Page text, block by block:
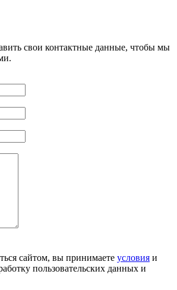
свои контактные данные, чтобы мы
сайтом, вы принимаете условия и
пользовательских данных и